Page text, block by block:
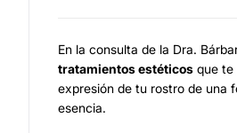
En la consulta de la Dra.
tratamientos estéticos que te
expresión de tu rostro de una
esencia.